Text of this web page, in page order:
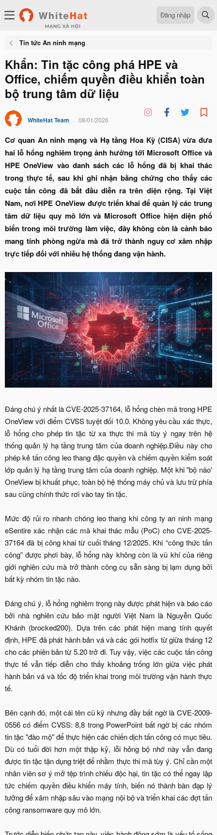
Đăng nhập
Tin tức An ninh mạng
Khẩn: Tin tặc công phá HPE và
Office, chiếm quyền điều khiển toàn
bộ trung tâm dữ liệu
WhiteHat Team 08/01/2026
Cơ quan An ninh mạng và Hạ tầng Hoa Kỳ (CISA) vừa đưa
hai lỗ hổng nghiêm trọng ảnh hưởng tới Microsoft Office và
HPE OneView vào danh sách các lỗ hổng đã bị khai thác
trong thực tế, sau khi ghi nhận bằng chứng cho thấy các
cuộc tấn công đã bắt đầu diễn ra trên diện rộng. Tại Việt
Nam, nơi HPE OneView được triển khai để quản lý các trung
tâm dữ liệu quy mô lớn và Microsoft Office hiện diện phổ
biến trong môi trường làm việc, đây không còn là cảnh báo
mang tính phòng ngừa mà đã trở thành nguy cơ xâm nhập
trực tiếp đối với nhiều hệ thống đang vận hành.
Đáng chú ý nhất là CVE-2025-37164, lỗ hổng chèn mã trong HPE
OneView với điểm CVSS tuyệt đối 10.0. Không yêu cầu xác thực,
lỗ hổng cho phép tin tặc từ xa thực thi mã tùy ý ngay trên hệ
thống quản lý hạ tầng trung tâm của doanh nghiệp.Điều này cho
phép kẻ tấn công leo thang đặc quyền và chiếm quyền kiểm soát
lớp quản lý hạ tầng trung tâm của doanh nghiệp. Một khi "bộ não'
OneView bị khuất phục, toàn bộ hệ thống máy chủ và lưu trữ phía
sau cũng chính thức rơi vào tay tin tặc.
Mức độ rủi ro nhanh chóng leo thang khi công ty an ninh mạng
eSentire xác nhận các mã khai thác mẫu (PoC) cho CVE-2025-
37164 đã bị công khai từ cuối tháng 12/2025. Khi “công thức tấn
công” được phơi bày, lỗ hổng này không còn là vũ khí của riêng
giới nghiên cứu mà trở thành công cụ sẵn sàng bị lạm dụng bởi
bất kỳ nhóm tin tặc nào.
Đáng chú ý, lỗ hổng nghiêm trọng này được phát hiện và báo cáo
bởi nhà nghiên cứu bảo mật người Việt Nam là Nguyễn Quốc
Khánh (brocked200). Dựa trên các phát hiện mang tính quyết
định, HPE đã phát hành bản vá và các gói hotfix từ giữa tháng 12
cho các phiên bản từ 5.20 trở đi. Tuy vậy, việc các cuộc tấn công
thực tế vẫn tiếp diễn cho thấy khoảng trống lớn giữa việc phát
hành bản vá và tốc độ triển khai trong môi trường vận hành thực
tế.
Bên cạnh đó, một cái tên cũ kỹ nhưng đầy bất ngờ là CVE-2009-
0556 có điểm CVSS: 8,8 trong PowerPoint bất ngờ bị các nhóm
tin tặc "đào mộ" để thực hiện các chiến dịch tấn công có mục tiêu.
Dù có tuổi đời hơn một thập kỷ, lỗi hỏng bộ nhớ này vẫn đang
được tin tặc tận dụng triệt để nhằm thực thi mã tùy ý. Chỉ cần một
nhân viên sơ ý mở tệp trình chiếu độc hại, tin tặc có thể ngay lập
tức chiếm quyền điều khiển máy tính, biến nó thành bàn đạp lý
tưởng để xâm nhập sâu vào mạng nội bộ và triển khai các đợt tấn
công ransomware quy mô lớn.